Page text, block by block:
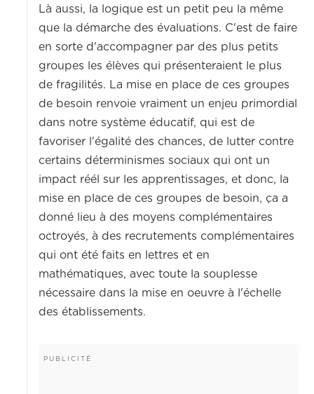
Là aussi, la logique est un petit peu la même
que la démarche des évaluations. C'est de faire
en sorte d'accompagner par des plus petits
groupes les élèves qui présenteraient le plus
de fragilités. La mise en place de ces groupes
de besoin renvoie vraiment un enjeu primordial
dans notre système éducatif, qui est de
favoriser l'égalité des chances, de lutter contre
certains déterminismes sociaux qui ont un
impact réél sur les apprentissages, et donc, la
mise en place de ces groupes de besoin, ça a
donné lieu à des moyens complémentaires
octroyés, à des recrutements complémentaires
qui ont été faits en lettres et en
mathématiques, avec toute la souplesse
nécessaire dans la mise en oeuvre à l'échelle
des établissements.